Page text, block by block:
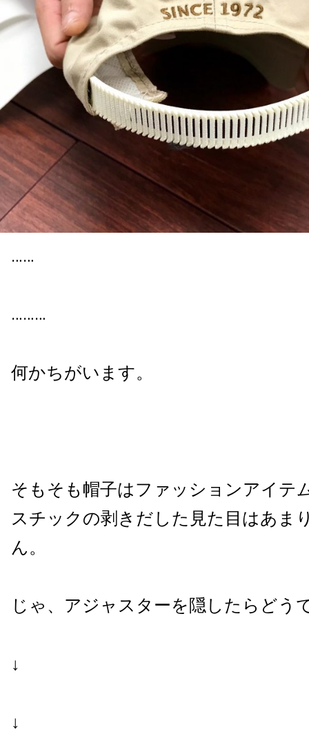
……
………
何かちがいます。
そもそも帽子はファッションアイテ
スチックの剥きだした見た目はあま
ん。
じゃ、アジャスターを隠したらどう
↓
↓